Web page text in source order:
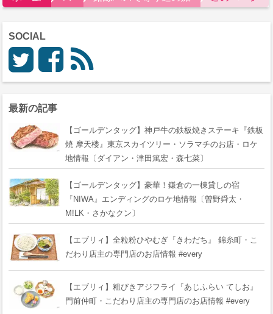
SOCIAL
最新の記事
【ゴールデンタッグ】神戸牛の鉄板焼きステーキ『鉄板
焼 摩天楼』東京スカイツリー・ソラマチのお店・ロケ
地情報〔ダイアン・津田篤宏・森七菜〕
【ゴールデンタッグ】豪華！鎌倉の一棟貸しの宿
『NIWA』エンディングのロケ地情報〔曽野舜太・
M!LK・さかなクン〕
【エブリィ】全粒粉ひやむぎ『きわだち』 錦糸町・こ
だわり店主の専門店のお店情報 #every
【エブリィ】粗びきアジフライ『あじふらい てしお』
門前仲町・こだわり店主の専門店のお店情報 #every